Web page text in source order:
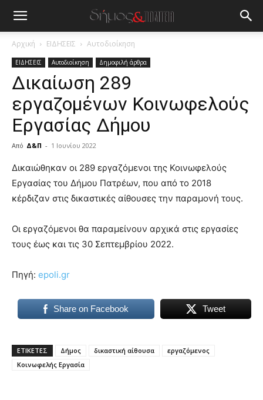
Αρχική ΕΙΔΗΣΕΙΣ Αυτοδιοίκηση
ΕΙΔΗΣΕΙΣ Αυτοδιοίκηση Δημοφιλή άρθρα
Δικαίωση 289
εργαζομένων Κοινωφελούς
Εργασίας Δήμου
Από Δ&Π - 1 Ιουνίου 2022
blonde
lesbians
very
hot
show.desi
xxx
teaches
the
meaning
pornhun
hd
Δικαιώθηκαν οι 289 εργαζόμενοι της Κοινωφελούς
Εργασίας του Δήμου Πατρέων, που από το 2018
κέρδιζαν στις δικαστικές αίθουσες την παραμονή τους.
Οι εργαζόμενοι θα παραμείνουν αρχικά στις εργασίες
τους έως και τις 30 Σεπτεμβρίου 2022.
Πηγή: epoli.gr
Share on Facebook Tweet
ΕΤΙΚΕΤΕΣ Δήμος δικαστική αίθουσα
εργαζόμενος
Κοινωφελής Εργασία